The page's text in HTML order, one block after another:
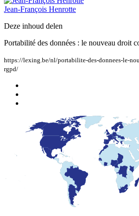
Jean-François Henrotte
Deze inhoud delen
Portabilité des données : le nouveau droit
https://lexing.be/nl/portabilite-des-donnees-le-
rgpd/